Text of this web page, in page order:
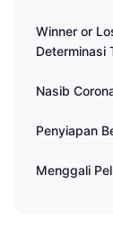
Winner or
Determinasi
Nasib
Penyiapan
Menggali